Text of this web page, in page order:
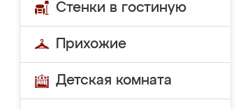
Стенки в гостиную
Прихожие
Детская комната